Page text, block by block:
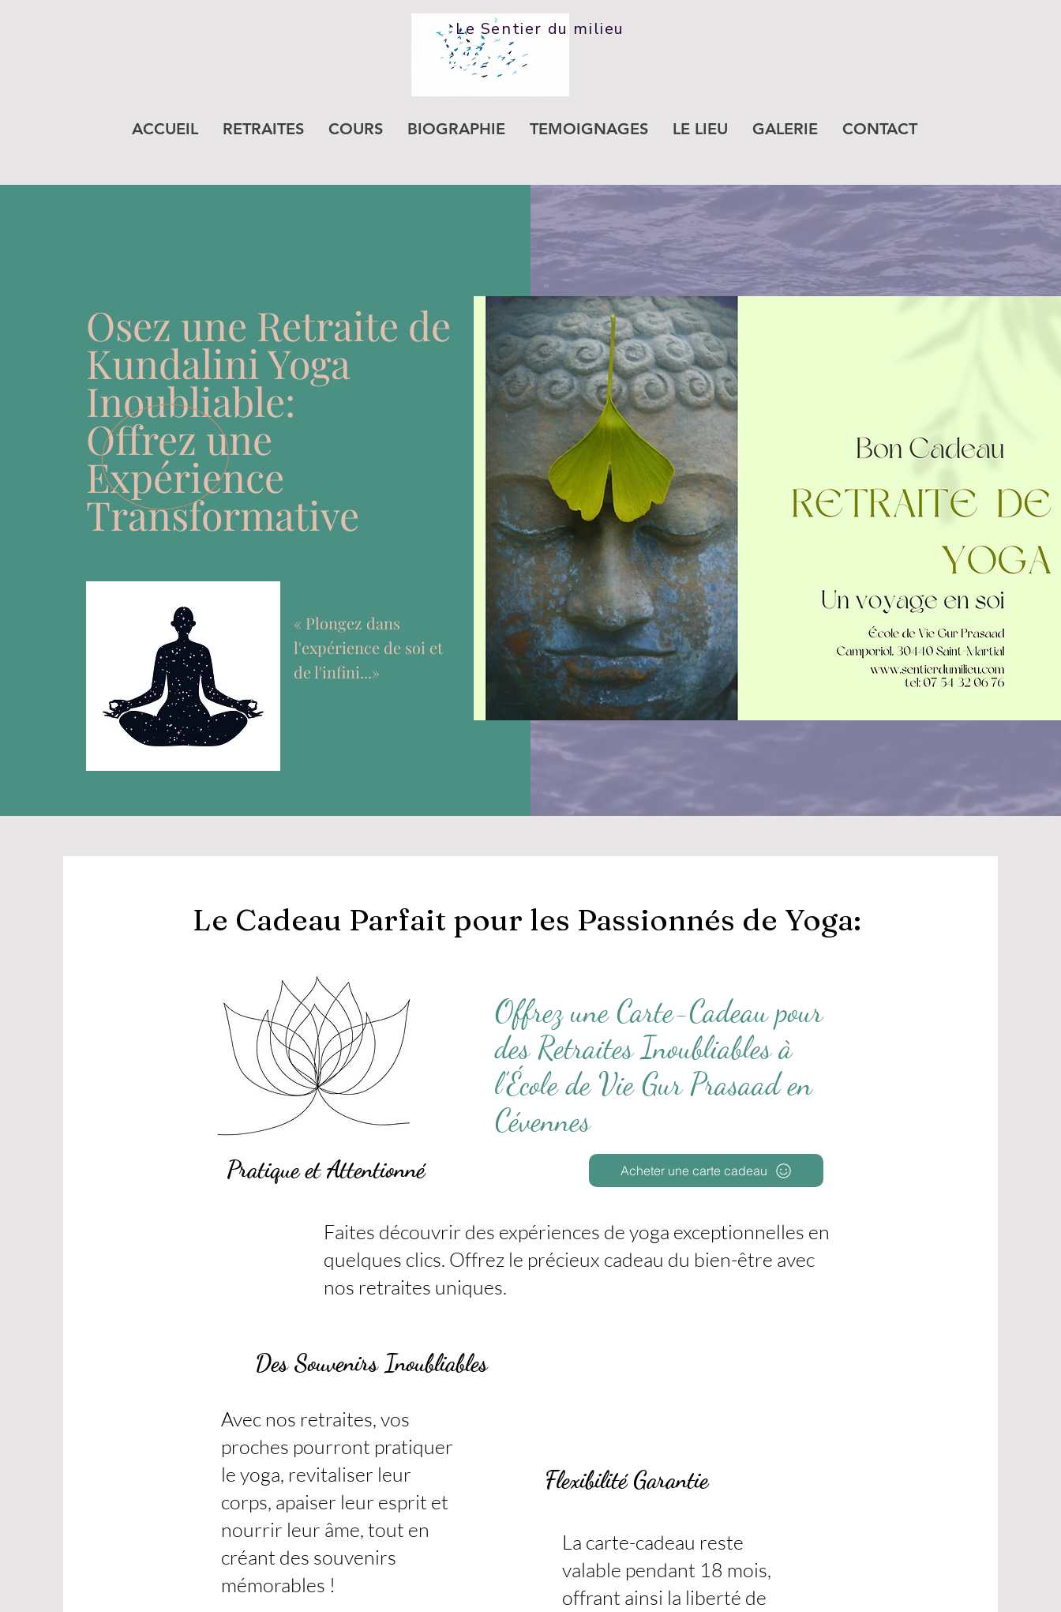
Le Sentier du milieu
ACCUEIL RETRAITES COURS BIOGRAPHIE TEMOIGNAGES LE LIEU GALERIE CONTACT
Paragraphe. Cliquez sur « Modifier le texte » ou double-cliquez sur la zone de texte pour modifier votre
contenu. Assurez-vous d'ajouter les informations importantes que vous souhaitez partager avec vos
visiteurs.
Osez une Retraite de
Kundalini Yoga
Inoubliable:
Offrez une
Expérience
Transformative
« Plongez dans
l'expérience de soi et
de l'infini...»
Le Cadeau Parfait pour les Passionnés de Yoga:
Offrez une Carte-Cadeau pour
des Retraites Inoubliables à
l’École de Vie Gur Prasaad en
Cévennes
Pratique et Attentionné Acheter une carte cadeau
Faites découvrir des expériences de yoga exceptionnelles en
quelques clics. Offrez le précieux cadeau du bien-être avec
nos retraites uniques.
Des Souvenirs Inoubliables
Avec nos retraites, vos
proches pourront pratiquer
le yoga, revitaliser leur
corps, apaiser leur esprit et
nourrir leur âme, tout en
créant des souvenirs
mémorables !
Flexibilité Garantie
La carte-cadeau reste
valable pendant 18 mois,
offrant ainsi la liberté de